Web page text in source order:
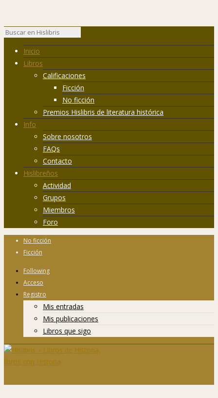
Inicio
Libros
Calificaciones
Ficción
No ficción
Premios Hislibris de literatura histórica
Info
Sobre nosotros
FAQs
Contacto
Hislibreños
Actividad
Grupos
Miembros
Foro
No ficción
Ficción
Following
Acceso
Registro
Mis entradas
Mis publicaciones
Libros que sigo